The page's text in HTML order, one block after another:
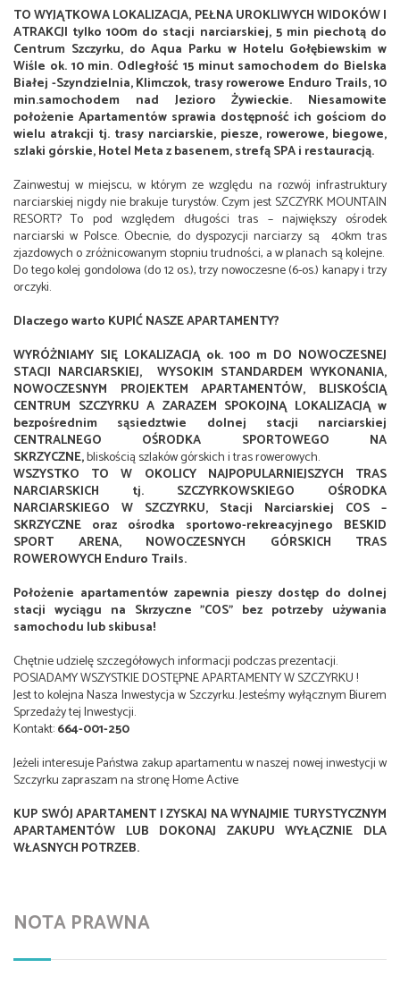
TO WYJĄTKOWA LOKALIZACJA, PEŁNA UROKLIWYCH WIDOKÓW I
ATRAKCJI tylko 100m do stacji narciarskiej, 5 min piechotą do
Centrum Szczyrku, do Aqua Parku w Hotelu Gołębiewskim w
Wiśle ok. 10 min. Odległość 15 minut samochodem do Bielska
Białej -Szyndzielnia, Klimczok, trasy rowerowe Enduro Trails, 10
min.samochodem nad Jezioro Żywieckie. Niesamowite
położenie Apartamentów sprawia dostępność ich gościom do
wielu atrakcji tj. trasy narciarskie, piesze, rowerowe, biegowe,
szlaki górskie, Hotel Meta z basenem, strefą SPA i restauracją.
Zainwestuj w miejscu, w którym ze względu na rozwój infrastruktury
narciarskiej nigdy nie brakuje turystów. Czym jest SZCZYRK MOUNTAIN
RESORT? To pod względem długości tras – największy ośrodek
narciarski w Polsce. Obecnie, do dyspozycji narciarzy są 40km tras
zjazdowych o zróżnicowanym stopniu trudności, a w planach są kolejne.
Do tego kolej gondolowa (do 12 os.), trzy nowoczesne (6-os.) kanapy i trzy
orczyki.
Dlaczego warto KUPIĆ NASZE APARTAMENTY?
WYRÓŻNIAMY SIĘ LOKALIZACJĄ ok. 100 m DO NOWOCZESNEJ
STACJI NARCIARSKIEJ, WYSOKIM STANDARDEM WYKONANIA,
NOWOCZESNYM PROJEKTEM APARTAMENTÓW, BLISKOŚCIĄ
CENTRUM SZCZYRKU A ZARAZEM SPOKOJNĄ LOKALIZACJĄ w
bezpośrednim sąsiedztwie dolnej stacji narciarskiej
CENTRALNEGO OŚRODKA SPORTOWEGO NA
SKRZYCZNE,bliskością szlaków górskich i tras rowerowych.
WSZYSTKO TO W OKOLICY NAJPOPULARNIEJSZYCH TRAS
NARCIARSKICH tj. SZCZYRKOWSKIEGO OŚRODKA
NARCIARSKIEGO W SZCZYRKU, Stacji Narciarskiej COS –
SKRZYCZNE oraz ośrodka sportowo-rekreacyjnego BESKID
SPORT ARENA, NOWOCZESNYCH GÓRSKICH TRAS
ROWEROWYCH Enduro Trails.
Położenie apartamentów zapewnia pieszy dostęp do dolnej
stacji wyciągu na Skrzyczne "COS" bez potrzeby używania
samochodu lub skibusa!
Chętnie udzielę szczegółowych informacji podczas prezentacji.
POSIADAMY WSZYSTKIE DOSTĘPNE APARTAMENTY W SZCZYRKU !
Jest to kolejna Nasza Inwestycja w Szczyrku. Jesteśmy wyłącznym Biurem
Sprzedaży tej Inwestycji.
Kontakt:664-001-250
Jeżeli interesuje Państwa zakup apartamentu w naszej nowej inwestycji w
Szczyrku zapraszam na stronę Home Active
KUP SWÓJ APARTAMENT I ZYSKAJ NA WYNAJMIE TURYSTYCZNYM
APARTAMENTÓW LUB DOKONAJ ZAKUPU WYŁĄCZNIE DLA
WŁASNYCH POTRZEB.
NOTA PRAWNA